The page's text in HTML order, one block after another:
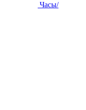
Часы/